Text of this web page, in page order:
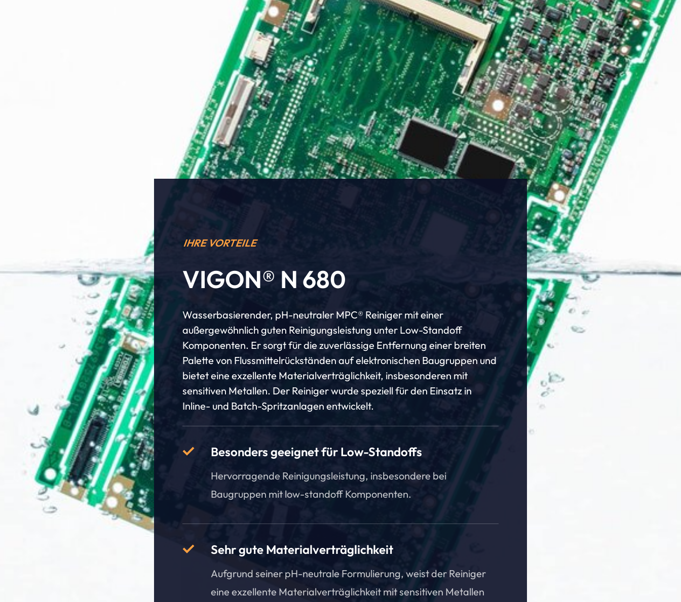
IHRE VORTEILE
VIGON® N 680
Wasserbasierender, pH-neutraler MPC® Reiniger mit einer
außergewöhnlich guten Reinigungsleistung unter Low-Standoff
Komponenten. Er sorgt für die zuverlässige Entfernung einer breiten
Palette von Flussmittelrückständen auf elektronischen Baugruppen und
bietet eine exzellente Materialverträglichkeit, insbesonderen mit
sensitiven Metallen. Der Reiniger wurde speziell für den Einsatz in
Inline- und Batch-Spritzanlagen entwickelt.
Besonders geeignet für Low-Standoffs
Hervorragende Reinigungsleistung, insbesondere bei
Baugruppen mit low-standoff Komponenten.
Sehr gute Materialverträglichkeit
Aufgrund seiner pH-neutrale Formulierung, weist der Reiniger
eine exzellente Materialverträglichkeit mit sensitiven Metallen